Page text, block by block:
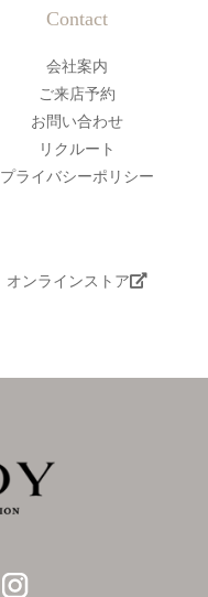
Contact
会社案内
ご来店予約
お問い合わせ
リクルート
プライバシーポリシー
オンラインストア